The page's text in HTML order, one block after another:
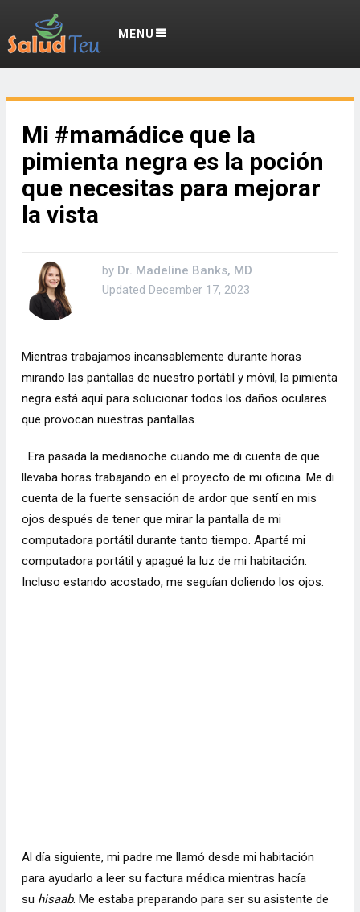
MENU
Mi #mamádice que la
pimienta negra es la poción
que necesitas para mejorar
la vista
by Dr. Madeline Banks, MD
Updated December 17, 2023
Mientras trabajamos incansablemente durante horas
mirando las pantallas de nuestro portátil y móvil, la pimienta
negra está aquí para solucionar todos los daños oculares
que provocan nuestras pantallas.
Era pasada la medianoche cuando me di cuenta de que
llevaba horas trabajando en el proyecto de mi oficina. Me di
cuenta de la fuerte sensación de ardor que sentí en mis
ojos después de tener que mirar la pantalla de mi
computadora portátil durante tanto tiempo. Aparté mi
computadora portátil y apagué la luz de mi habitación.
Incluso estando acostado, me seguían doliendo los ojos.
Al día siguiente, mi padre me llamó desde mi habitación
para ayudarlo a leer su factura médica mientras hacía
su hisaab. Me estaba preparando para ser su asistente de